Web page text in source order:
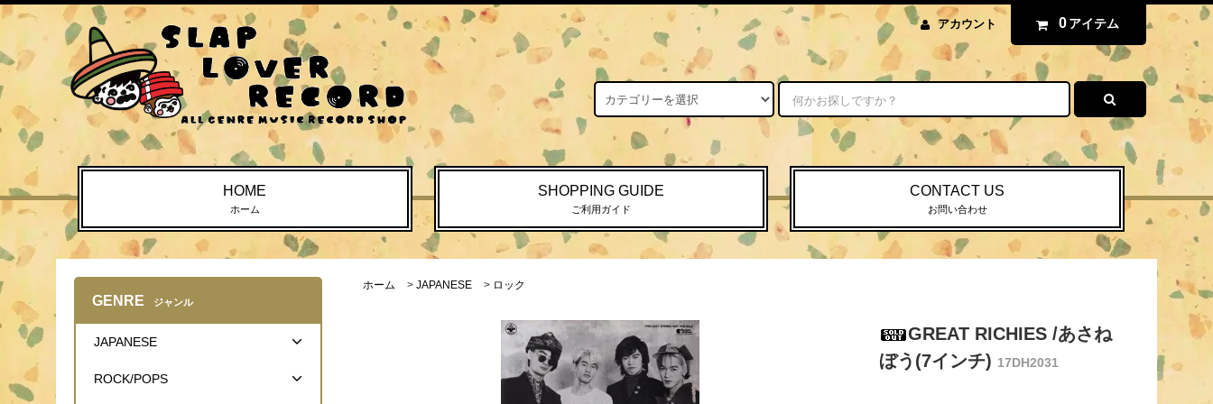
アカウント 0 アイテム
HOME
ホーム
SHOPPING GUIDE
ご利用ガイド
CONTACT US
お問い合わせ
ホーム > JAPANESE > ロック
GREAT RICHIES /あさね
ぼう(7インチ) 17DH2031
GENRE ジャンル
JAPANESE
ROCK/POPS